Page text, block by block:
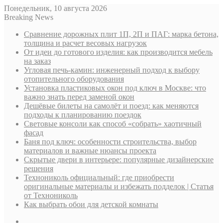
Понедельник, 10 августа 2026
Breaking News
Сравнение дорожных плит 1П, 2П и ПАГ: марка бетона,
толщина и расчет весовых нагрузок
От идеи до готового изделия: как производится мебель
на заказ
Угловая печь-камин: инженерный подход к выбору
отопительного оборудования
Установка пластиковых окон под ключ в Москве: что
важно знать перед заменой окон
Дешёвые билеты на самолёт и поезд: как меняются
подходы к планированию поездок
Световые консоли как способ «собрать» хаотичный
фасад
Баня под ключ: особенности строительства, выбор
материалов и важные нюансы проекта
Скрытые двери в интерьере: популярные дизайнерские
решения
Технониколь официальный: где приобрести
оригинальные материалы и избежать подделок | Статья
от Технониколь
Как выбрать обои для детской комнаты